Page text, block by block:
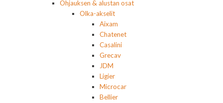
Ohjauksen & alustan osat
Olka-akselit
Aixam
Chatenet
Casalini
Grecav
JDM
Ligier
Microcar
Bellier